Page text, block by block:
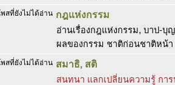
กฎแห่งกรรม
อ่านเรื่องกฎแห่งกรรม, บาป-
ผลของกรรม ชาติก่อนชาติหน้า
สมาธิ, สติ
สนทนา แลกเปลี่ยนความรู้ กา